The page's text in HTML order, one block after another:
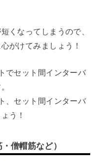
くなってしまうので、
がけてみましょう！
でセット間インターバ
、セット間インターバ
う！
僧帽筋など）